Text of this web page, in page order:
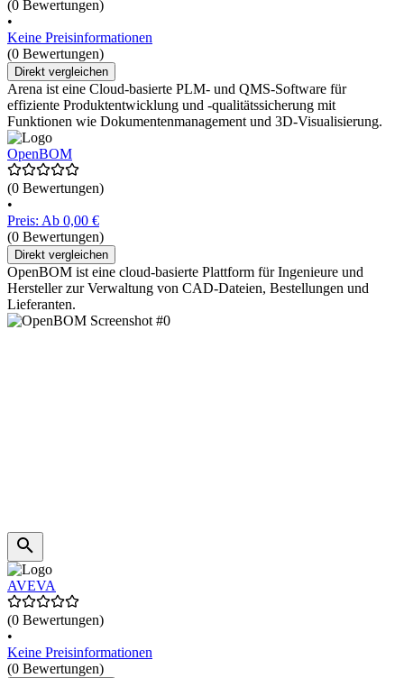
(0 Bewertungen)
•
Keine Preisinformationen
(0 Bewertungen)
Direkt vergleichen
Arena ist eine Cloud-basierte PLM- und QMS-Software für
effiziente Produktentwicklung und -qualitätssicherung mit
Funktionen wie Dokumentenmanagement und 3D-Visualisierung.
OpenBOM
(0 Bewertungen)
•
Preis: Ab 0,00 €
(0 Bewertungen)
Direkt vergleichen
OpenBOM ist eine cloud-basierte Plattform für Ingenieure und
Hersteller zur Verwaltung von CAD-Dateien, Bestellungen und
Lieferanten.
AVEVA
(0 Bewertungen)
•
Keine Preisinformationen
(0 Bewertungen)